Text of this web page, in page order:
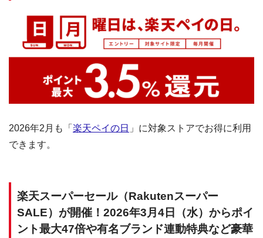
2026年2月も「 楽天ペイの日 」に対象ストアでお得に利用
できます。
楽天スーパーセール（Rakutenスーパー
SALE）が開催！2026年3月4日（水）からポイ
ント最大47倍や有名ブランド連動特典など豪華